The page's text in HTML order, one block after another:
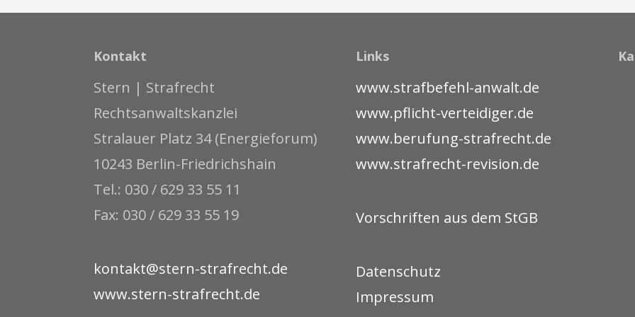
Kontakt
Stern | Strafrecht
Rechtsanwaltskanzlei
Stralauer Platz 34 (Energieforum)
10243 Berlin-Friedrichshain
Tel.: 030 / 629 33 55 11
Fax: 030 / 629 33 55 19
kontakt@stern-strafrecht.de
www.stern-strafrecht.de
Links
www.strafbefehl-anwalt.de
www.pflicht-verteidiger.de
www.berufung-strafrecht.de
www.strafrecht-revision.de
Vorschriften aus dem StGB
Datenschutz
Impressum